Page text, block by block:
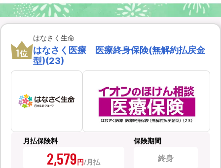
1位
はなさく生命
はなさく医療 医療終身保険(無解約払戻金
型)(23)
月払保険料
2,579円
保険期間
終身